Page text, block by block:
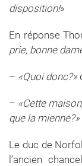
disposition!»
En réponse
prie, bonne
– «Quoi donc?»
– «Cette
que la mienne?»
Le duc de
l’ancien